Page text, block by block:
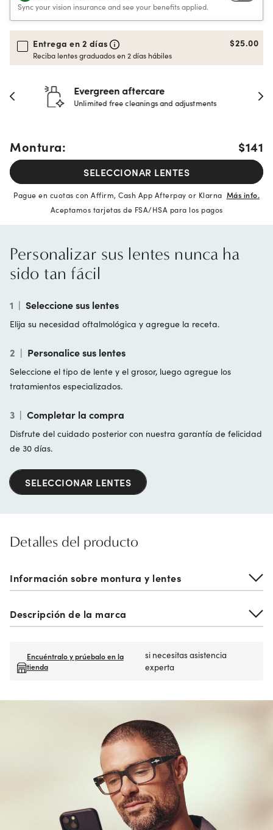
Sync your vision insurance and see your benefits applied.
Entrega en 2 días
Reciba lentes graduados en 2 días hábiles
$25.00
Evergreen aftercare
Unlimited free cleanings and adjustments
Montura: $141
SELECCIONAR LENTES
Pague en cuotas con Affirm, Cash App Afterpay or Klarna Más info.
Aceptamos tarjetas de FSA/HSA para los pagos
Personalizar sus lentes nunca ha
sido tan fácil
1 | Seleccione sus lentes
Elija su necesidad oftalmológica y agregue la receta.
2 | Personalice sus lentes
Seleccione el tipo de lente y el grosor, luego agregue los
tratamientos especializados.
3 | Completar la compra
Disfrute del cuidado posterior con nuestra garantía de felicidad
de 30 días.
SELECCIONAR LENTES
Detalles del producto
Información sobre montura y lentes
Descripción de la marca
Encuéntralo y prúebalo en la
tienda
si necesitas asistencia
experta